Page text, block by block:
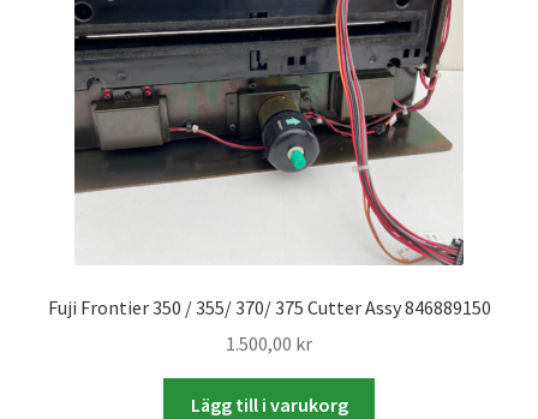
Fototryck
framkalla.se
Rädda dina raderade bilder
ID/ Körkort / Visumfoto
Skadefoto / Försäkringsärenden
Skolfoto / Idrottsförening
Fuji Frontier 350 / 355/ 370/ 375 Cutter Assy 846889150
1.500,00 kr
Lägg till i varukorg